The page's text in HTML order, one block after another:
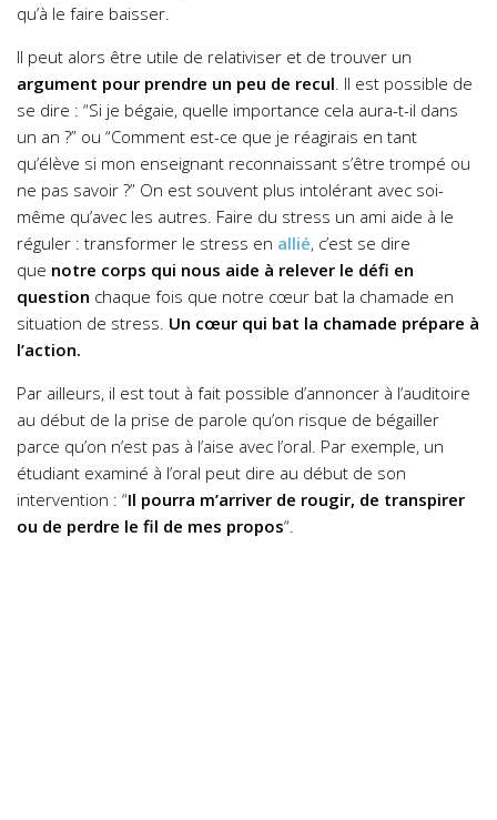
qu’à le faire baisser.
Il peut alors être utile de relativiser et de trouver un
argument pour prendre un peu de recul. Il est possible de
se dire : “Si je bégaie, quelle importance cela aura-t-il dans
un an ?” ou “Comment est-ce que je réagirais en tant
qu’élève si mon enseignant reconnaissant s’être trompé ou
ne pas savoir ?” On est souvent plus intolérant avec soi-
même qu’avec les autres. Faire du stress un ami aide à le
réguler : transformer le stress en allié, c’est se dire
que notre corps qui nous aide à relever le défi en
question chaque fois que notre cœur bat la chamade en
situation de stress. Un cœur qui bat la chamade prépare à
l’action.
Par ailleurs, il est tout à fait possible d’annoncer à l’auditoire
au début de la prise de parole qu’on risque de bégailler
parce qu’on n’est pas à l’aise avec l’oral. Par exemple, un
étudiant examiné à l’oral peut dire au début de son
intervention : “Il pourra m’arriver de rougir, de transpirer
ou de perdre le fil de mes propos“.